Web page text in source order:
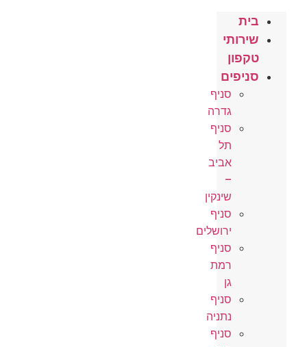
בית
שירותי
טקפון
סניפים
סניף
גדרה
סניף
תל
אביב
–
שינקין
סניף
ירושלים
סניף
רמת
גן
סניף
נתניה
סניף